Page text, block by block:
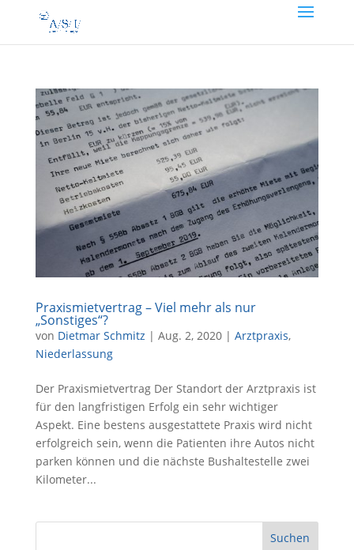
Praxismietvertrag – Viel mehr als nur
„Sonstiges“?
von Dietmar Schmitz | Aug. 2, 2020| Arztpraxis,
Niederlassung
Der Praxismietvertrag Der Standort der Arztpraxis ist
für den langfristigen Erfolg ein sehr wichtiger
Aspekt. Eine bestens ausgestattete Praxis wird nicht
erfolgreich sein, wenn die Patienten ihre Autos nicht
parken können und die nächste Bushaltestelle zwei
Kilometer...